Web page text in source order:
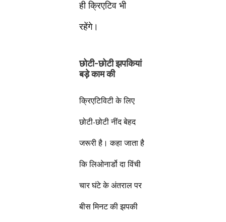
ही क्रिएटिव भी
रहेंगे।
छोटी-छोटी झपकियां
बड़े काम की
क्रिएटिविटी के लिए
छोटी-छोटी नींद बेहद
जरूरी है। कहा जाता है
कि लिओनार्डो दा विंची
चार घंटे के अंतराल पर
बीस मिनट की झपकी